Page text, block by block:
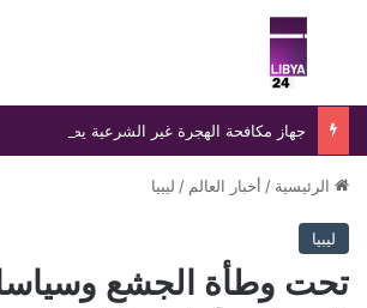
بحث عن
الرئيسية / أخبار العالم / ليبيا
ليبيا
تحت وطأة الجشع